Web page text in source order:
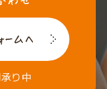
り中